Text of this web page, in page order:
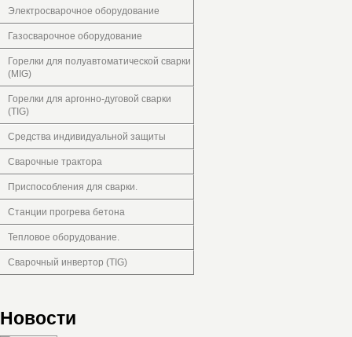
Электросварочное оборудование
Газосварочное оборудование
Горелки для полуавтоматической сварки
(MIG)
Горелки для аргонно-дуговой сварки
(TIG)
Средства индивидуальной защиты
Сварочные трактора
Приспособления для сварки.
Станции прогрева бетона
Тепловое оборудование.
Сварочный инвертор (TIG)
Новости